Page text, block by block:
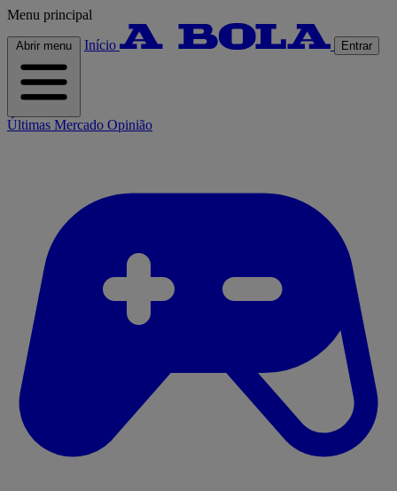
Menu principal
Abrir menu Início Entrar
Últimas Mercado Opinião